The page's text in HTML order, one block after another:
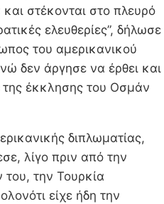
στέκονται στο πλευρό
ελευθερίες”, δήλωσε
του αμερικανικού
δεν άργησε να έρθει και
της έκκλησης του Οσμάν
διπλωματίας,
λίγο πριν από την
την Τουρκία
είχε ήδη την